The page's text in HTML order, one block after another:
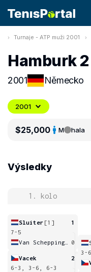
Turnaje - ATP muži 2001
Hamburk
2001 Německo
2001
$25,000 M hala
Výsledky
1. kolo
Sluiter [1]
1
7-5
0
Vacek
2
6-3, 3-6, 6-3
3-